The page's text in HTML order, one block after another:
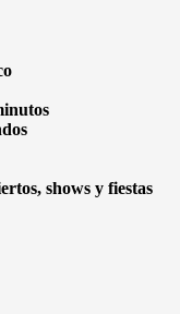
shows y fiestas